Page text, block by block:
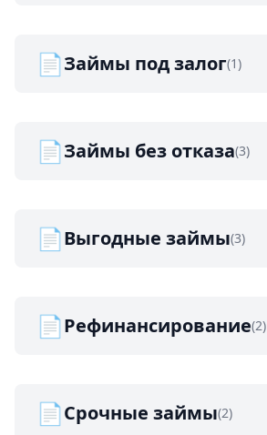
📄Займы под залог(1)
📄Займы без отказа(3)
📄Выгодные займы(3)
📄Рефинансирование(2)
📄Срочные займы(2)